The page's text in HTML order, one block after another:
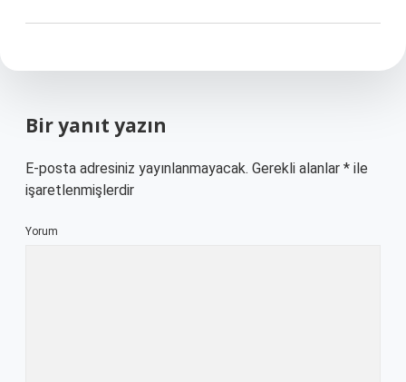
Bir yanıt yazın
E-posta adresiniz yayınlanmayacak. Gerekli alanlar * ile
işaretlenmişlerdir
Yorum